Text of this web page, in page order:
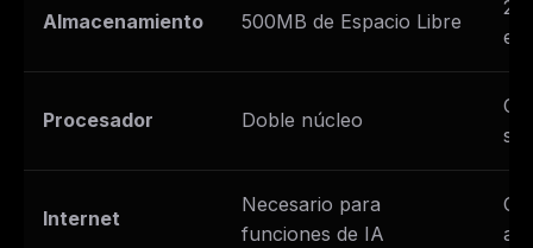
Almacenamiento 500MB de Espacio Libre
Procesador Doble núcleo
Internet
Necesario para
funciones de IA